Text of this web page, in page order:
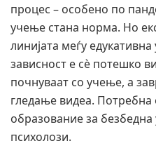
процес – особено по
учење стана норма. Но
линијата меѓу
зависност е сè потешко
почнуваат со учење, а
гледање видеа. Потребна
образование за безбедна
психолози.